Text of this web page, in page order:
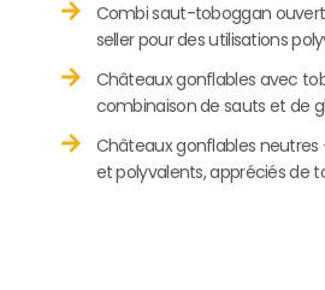
Combi saut-toboggan
seller pour des utilisations
Châteaux gonflables avec
combinaison de sauts et de
Châteaux gonflables neutres
et polyvalents, appréciés de